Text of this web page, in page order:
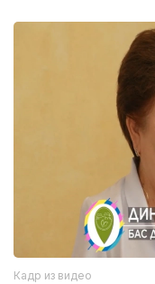
Кадр из видео